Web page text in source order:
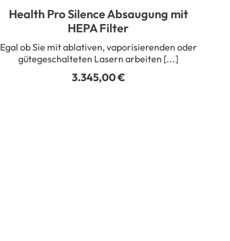
Health Pro Silence Absaugung mit
HEPA Filter
Egal ob Sie mit ablativen, vaporisierenden oder
gütegeschalteten Lasern arbeiten [...]
3.345,00€